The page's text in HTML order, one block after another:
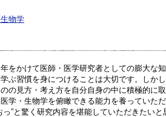
物学
をかけて医師・医学研究者としての膨大な
ぶ習慣を身につけることは大切です。しか
の見方・考え方を自分自身の中に積極的に
学・生物学を俯瞰できる能力を養っていた
”と驚く研究内容を堪能していただきたいと